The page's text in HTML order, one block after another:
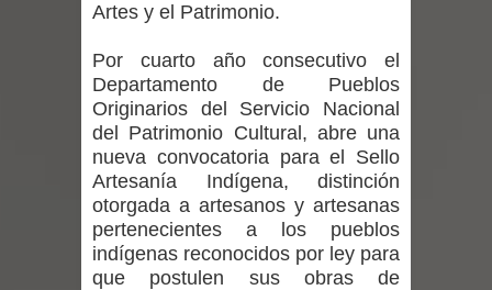
con comunidades escolares
Alta positividad en influenza hace que
expertos reiteren llamado a
vacunarse
Mario Meza endurece críticas contra
Artes y el Patrimonio.
Por cuarto año consecutivo el
Departamento de Pueblos
Originarios del Servicio Nacional
del Patrimonio Cultural, abre una
nueva convocatoria para el Sello
Artesanía Indígena, distinción
otorgada a artesanos y artesanas
pertenecientes a los pueblos
indígenas reconocidos por ley para
que postulen sus obras de